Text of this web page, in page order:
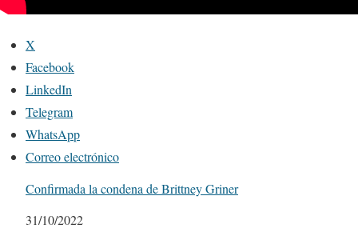
X
Facebook
LinkedIn
Telegram
WhatsApp
Correo electrónico
Confirmada la condena de Brittney Griner
Fecha
31/10/2022